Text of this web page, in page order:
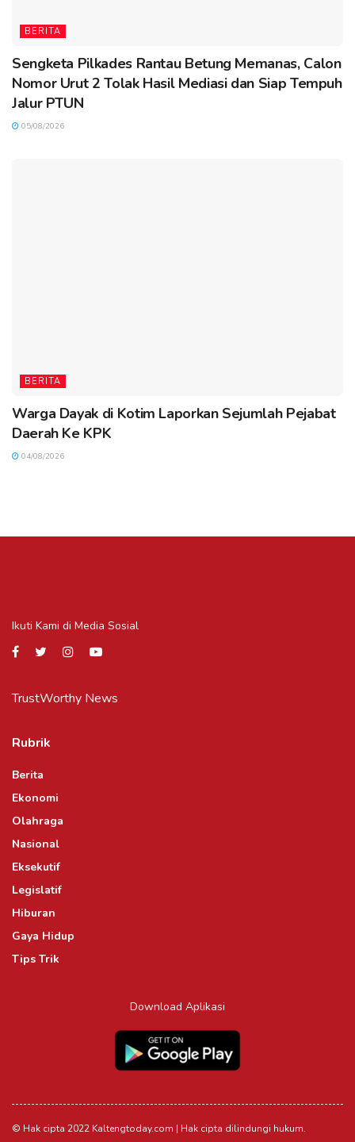
BERITA
Sengketa Pilkades Rantau Betung Memanas, Calon
Nomor Urut 2 Tolak Hasil Mediasi dan Siap Tempuh
Jalur PTUN
05/08/2026
BERITA
Warga Dayak di Kotim Laporkan Sejumlah Pejabat
Daerah Ke KPK
04/08/2026
Ikuti Kami di Media Sosial
TrustWorthy News
Rubrik
Berita
Ekonomi
Olahraga
Nasional
Eksekutif
Legislatif
Hiburan
Gaya Hidup
Tips Trik
Download Aplikasi
© Hak cipta 2022 Kaltengtoday.com | Hak cipta dilindungi hukum.